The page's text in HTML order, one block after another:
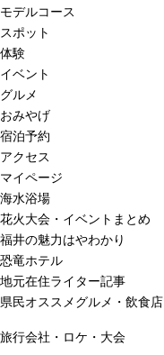
モデルコース
スポット
体験
イベント
グルメ
おみやげ
宿泊予約
アクセス
マイページ
海水浴場
花火大会・イベントまとめ
福井の魅力はやわかり
恐竜ホテル
地元在住ライター記事
県民オススメグルメ・飲食店
旅行会社・ロケ・大会